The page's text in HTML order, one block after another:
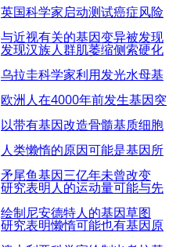
英国科学家启动测试癌症风险
与近视有关的基因变异被发现
发现汉族人群肌萎缩侧索硬化
乌拉圭科学家利用发光水母基
欧洲人在4000年前发生基因突
以带有基因改造骨髓基质细胞
人类懒惰的原因可能是基因所
矛尾鱼基因三亿年未曾改变
研究表明人的运动量可能与先
绘制尼安德特人的基因草图
研究表明懒惰可能也有基因原